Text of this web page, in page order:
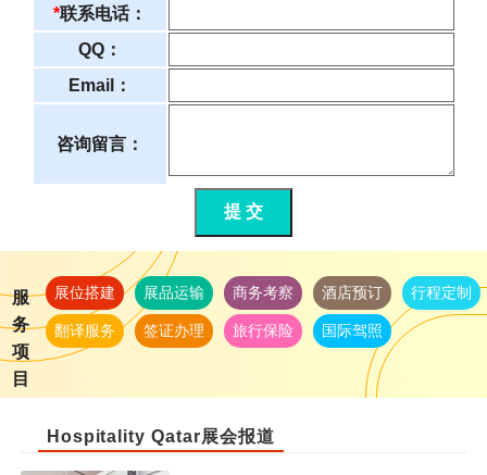
*联系电话：
QQ：
Email：
咨询留言：
提 交
服
务
项
目
展位搭建 展品运输 商务考察 酒店预订 行程定制
翻译服务 签证办理 旅行保险 国际驾照
Hospitality Qatar展会报道